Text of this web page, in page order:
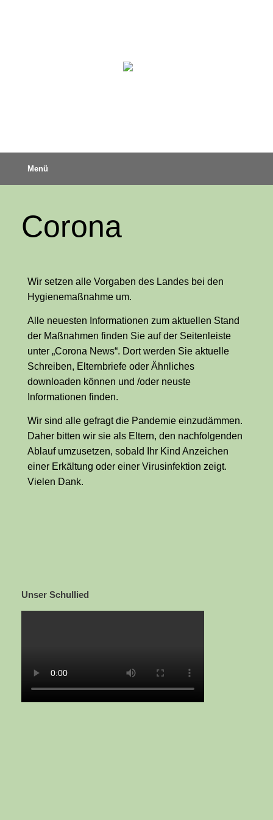
Menü
Corona
Wir setzen alle Vorgaben des Landes bei den
Hygienemaßnahme um.
Alle neuesten Informationen zum aktuellen Stand
der Maßnahmen finden Sie auf der Seitenleiste
unter „Corona News“. Dort werden Sie aktuelle
Schreiben, Elternbriefe oder Ähnliches
downloaden können und /oder neuste
Informationen finden.
Wir sind alle gefragt die Pandemie einzudämmen.
Daher bitten wir sie als Eltern, den nachfolgenden
Ablauf umzusetzen, sobald Ihr Kind Anzeichen
einer Erkältung oder einer Virusinfektion zeigt.
Vielen Dank.
Unser Schullied